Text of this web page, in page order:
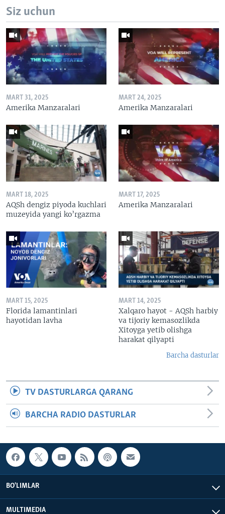
Siz uchun
MART 31, 2025
Amerika Manzaralari
MART 24, 2025
Amerika Manzaralari
MART 18, 2025
AQSh dengiz piyoda kuchlari
muzeyida yangi ko’rgazma
MART 17, 2025
Amerika Manzaralari
MART 15, 2025
Florida lamantinlari
hayotidan lavha
MART 14, 2025
Xalqaro hayot - AQSh harbiy
va tijoriy kemasozlikda
Xitoyga yetib olishga
harakat qilyapti
Barcha dasturlar
TV DASTURLARGA QARANG
BARCHA RADIO DASTURLAR
BO'LIMLAR
MULTIMEDIA